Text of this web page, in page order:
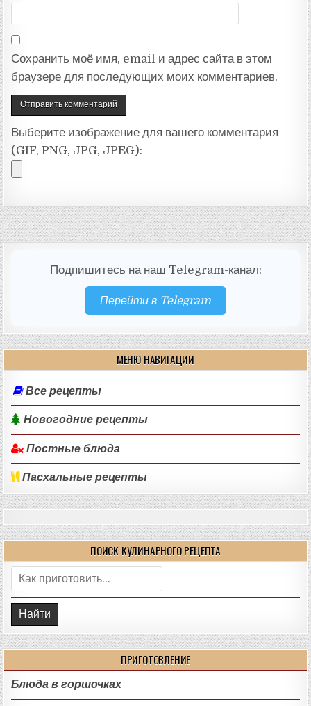
Сохранить моё имя, email и адрес сайта в этом
браузере для последующих моих комментариев.
Выберите изображение для вашего комментария
(GIF, PNG, JPG, JPEG):
Подпишитесь на наш Telegram-канал:
Перейти в Telegram
МЕНЮ НАВИГАЦИИ
Все рецепты
Новогодние рецепты
Постные блюда
Пасхальные рецепты
ПОИСК КУЛИНАРНОГО РЕЦЕПТА
Поиск:
ПРИГОТОВЛЕНИЕ
Блюда в горшочках